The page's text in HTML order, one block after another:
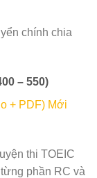
chính chia
– 550)
thi TOEIC
phần RC và